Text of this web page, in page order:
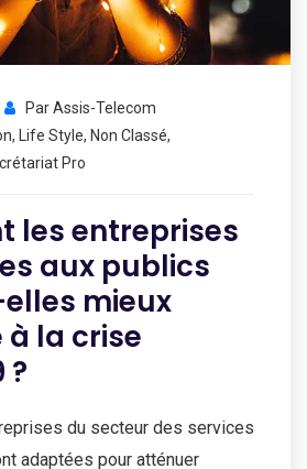
ParAssis-Telecom
, Life Style, Non Classé,
Pro
les entreprises
aux publics
mieux
la crise
?
du secteur des services
adaptées pour atténuer